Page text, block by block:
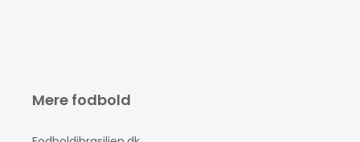
Mere fodbold